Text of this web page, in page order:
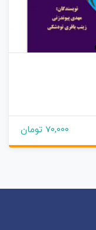
70,000 تومان